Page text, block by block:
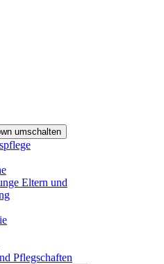
umschalten
Eltern und
Pflegschaften